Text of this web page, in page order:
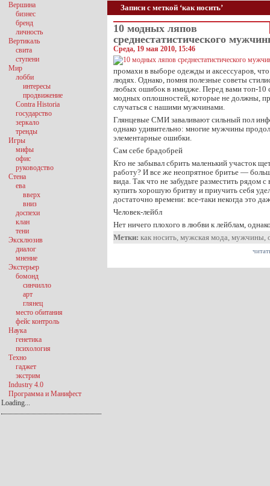
Записи с меткой ‘как носить’
10 модных ляпов
среднестатистического
Среда, 19 мая 2010, 15:46
промахи в выборе одежды и аксессуаров,
людях. Однако, помня полезные советы
любых ошибок в имидже. Перед вами топ-10
модных оплошностей, которые не должны,
случаться с нашими мужчинами.
Глянцевые СМИ заваливают сильный пол
однако удивительно: многие мужчины
элементарные ошибки.
Сам себе брадобрей
Кто не забывал сбрить маленький участок
работу? И все же неопрятное бритье —
вида. Так что не забудьте разместить рядом
купить хорошую бритву и приучить себя
достаточно времени: все-таки некогда это
Человек-лейбл
Нет ничего плохого в любви к лейблам,
Метки: как носить, мужская мода, мужчины,
Вершина
бизнес
бренд
личность
Вертикаль
свита
ступени
Мир
лобби
интересы
продвижение
Contra Historia
государство
зеркало
тренды
Игры
мифы
офис
руководство
Стена
ева
вверх
вниз
доспехи
клан
тени
Эксклюзив
диалог
мнение
Экстерьер
бомонд
синчилло
арт
глянец
место обитания
фейс контроль
Наука
генетика
психология
Техно
гаджет
экстрим
Industry 4.0
Программа и Манифест
Loading...